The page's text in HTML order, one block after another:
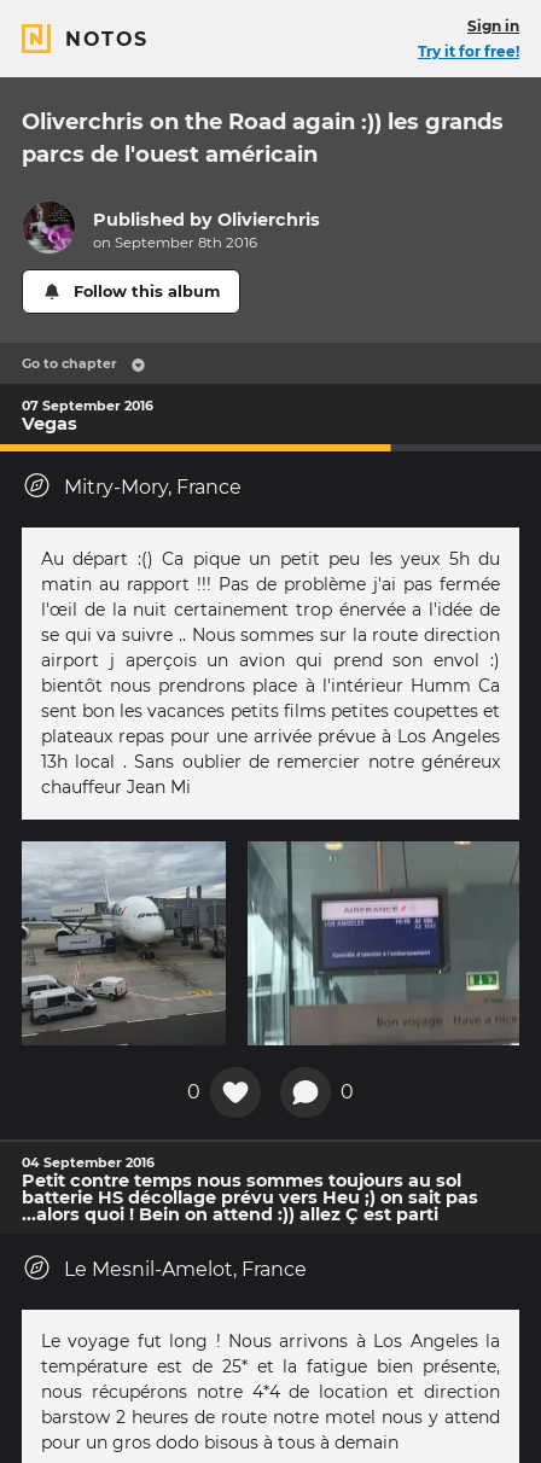
NOTOS
Sign in
Try it for free!
Oliverchris on the Road again :)) les grands
parcs de l'ouest américain
Published byOlivierchris
on September 8th 2016
Follow this album
Go to chapter
07 September 2016
Vegas
Mitry-Mory, France
Au départ :() Ca pique un petit peu les yeux 5h du
matin au rapport !!! Pas de problème j'ai pas fermée
l'œil de la nuit certainement trop énervée a l'idée de
se qui va suivre .. Nous sommes sur la route direction
airport j aperçois un avion qui prend son envol :)
bientôt nous prendrons place à l'intérieur Humm Ca
sent bon les vacances petits films petites coupettes et
plateaux repas pour une arrivée prévue à Los Angeles
13h local . Sans oublier de remercier notre généreux
chauffeur Jean Mi
0 0
04 September 2016
Petit contre temps nous sommes toujours au sol
batterie HS décollage prévu vers Heu ;) on sait pas
...alors quoi ! Bein on attend :)) allez Ç est parti
Le Mesnil-Amelot, France
Le voyage fut long ! Nous arrivons à Los Angeles la
température est de 25* et la fatigue bien présente,
nous récupérons notre 4*4 de location et direction
barstow 2 heures de route notre motel nous y attend
pour un gros dodo bisous à tous à demain